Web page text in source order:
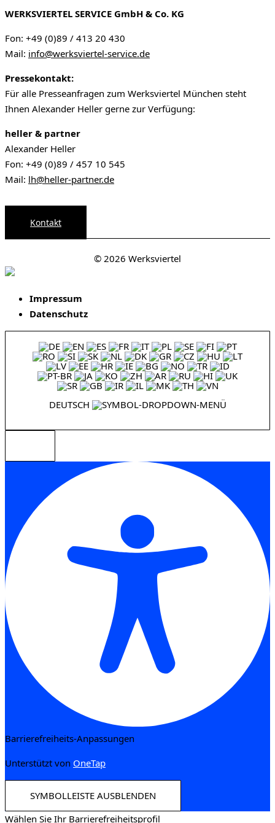
WERKSVIERTEL SERVICE GmbH & Co. KG
Fon: +49 (0)89 / 413 20 430
Mail: info@werksviertel-service.de
Pressekontakt:
Für alle Presseanfragen zum Werksviertel München steht
Ihnen Alexander Heller gerne zur Verfügung:
heller & partner
Alexander Heller
Fon: +49 (0)89 / 457 10 545
Mail: lh@heller-partner.de
Kontakt
© 2026 Werksviertel
Impressum
Datenschutz
DEUTSCH
Barrierefreiheits-Anpassungen
Unterstützt von OneTap
SYMBOLLEISTE AUSBLENDEN
Wählen Sie Ihr Barrierefreiheitsprofil